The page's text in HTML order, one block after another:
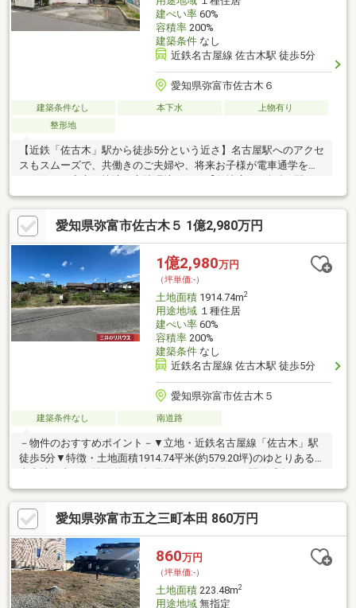
建ぺい率60%
容積率200%
建築条件なし
近鉄名古屋線 佐古木駅 徒歩5分
愛知県弥富市佐古木６
建築条件なし 本下水
上物有り
整形地
【近鉄「佐古木」駅から徒歩5分という近さ】名古屋駅へのアクセ
スもスムーズで、共働きのご夫婦や、将来お子様が電車通学をさ
約10.8mの整形地】51坪以上の広さがあるため、平屋建てのプラ
ンや、お庭・ウッドデッキ、並列で2～3台分の駐車場を確保する
など、多彩な設計プランに対応可能です。北西側公道（幅員約
5.2m）に間口が約10.8mと広く接しているため、お車の出し入れ
もスムーズです。【充実の買い物施設】スーパー、コンビニ、薬
局が徒歩圏内にあり、日々のお買い物に困りません。
愛知県弥富市佐古木５ 1億2,980万円
1億2,980万円
（坪単価:-）
土地面積1914.74m2
用途地域１種住居
建ぺい率60%
容積率200%
建築条件なし
近鉄名古屋線 佐古木駅 徒歩5分
愛知県弥富市佐古木５
建築条件なし 南道路
－物件のおすすめポイント－▼立地・近鉄名古屋線「佐古木」駅
徒歩5分▼特徴・土地面積1914.74平米(約579.20坪)のゆとりある
きなハウスメーカー・工務店等で建築が可能・古家解体後、更地
にてお引渡しとなります▼周辺環境・セブンイレブン弥富佐古木
店 徒歩6分(約450m)・スーパー「Yストア佐古木店」徒歩8分(約
600m)・ドラッグユタカ佐古木店 徒歩9分(約650m)※不整形地■ ご
希望の住まい探しをお手伝いします ━━━━━・・・物件の詳
細・ご相談はお気軽にお問い合わせください。
愛知県弥富市五之三町本田 860万円
860万円
（坪単価:-）
土地面積223.48m2
用途地域無指定